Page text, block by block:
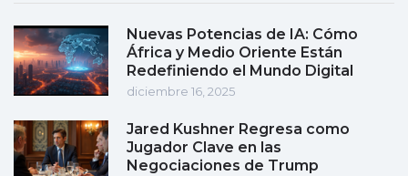
Nuevas Potencias de IA: Cómo
África y Medio Oriente Están
Redefiniendo el Mundo Digital
diciembre 16, 2025
Jared Kushner Regresa como
Jugador Clave en las
Negociaciones de Trump